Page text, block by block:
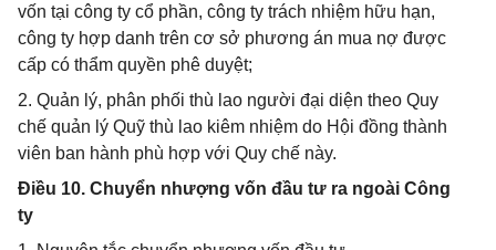
vốn tại công ty cổ phần, công ty trách nhiệm hữu hạn,
công ty hợp danh trên cơ sở phương án mua nợ được
cấp có thẩm quyền phê duyệt;
2. Quản lý, phân phối thù lao người đại diện theo Quy
chế quản lý Quỹ thù lao kiêm nhiệm do Hội đồng thành
viên ban hành phù hợp với Quy chế này.
Điều 10. Chuyển nhượng vốn đầu tư ra ngoài Công
ty